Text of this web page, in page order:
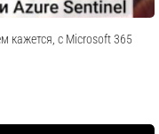
кажется, с Microsoft 365